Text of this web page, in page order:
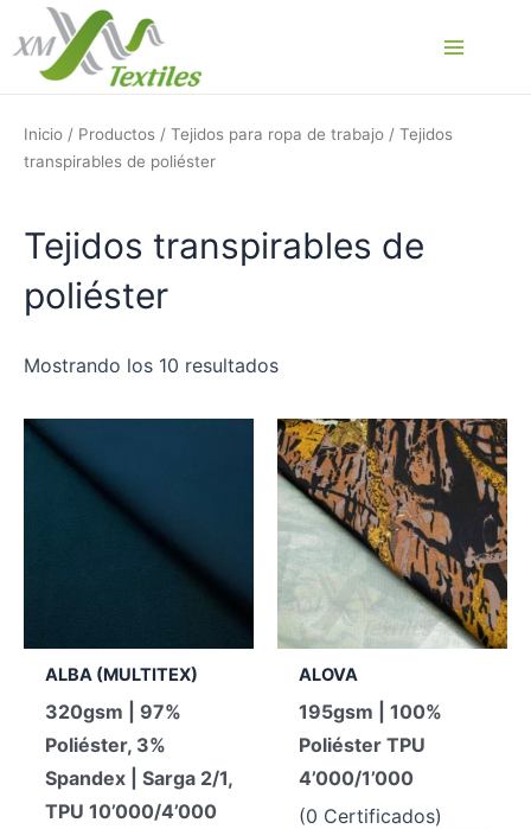
contenido
Inicio / Productos / Tejidos para ropa de trabajo / Tejidos
transpirables de poliéster
Tejidos transpirables de
poliéster
Mostrando los 10 resultados
ALBA (MULTITEX)
320gsm | 97%
Poliéster, 3%
Spandex | Sarga 2/1,
TPU 10’000/4’000
ALOVA
195gsm | 100%
Poliéster TPU
4’000/1’000
(0 Certificados)